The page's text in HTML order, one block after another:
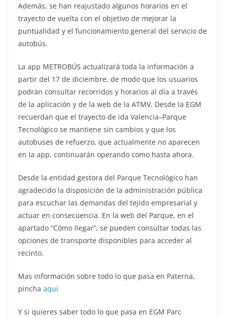
Además, se han reajustado algunos horarios en el
trayecto de vuelta con el objetivo de mejorar la
puntualidad y el funcionamiento general del servicio de
autobús.
La app METROBÚS actualizará toda la información a
partir del 17 de diciembre, de modo que los usuarios
podrán consultar recorridos y horarios al día a través
de la aplicación y de la web de la ATMV. Desde la EGM
recuerdan que el trayecto de ida Valencia–Parque
Tecnológico se mantiene sin cambios y que los
autobuses de refuerzo, que actualmente no aparecen
en la app, continuarán operando como hasta ahora.
Desde la entidad gestora del Parque Tecnológico han
agradecido la disposición de la administración pública
para escuchar las demandas del tejido empresarial y
actuar en consecuencia. En la web del Parque, en el
apartado “Cómo llegar”, se pueden consultar todas las
opciones de transporte disponibles para acceder al
recinto.
Mas información sobre todo lo que pasa en Paterna,
pincha aquí
Y si quieres saber todo lo que pasa en EGM Parc